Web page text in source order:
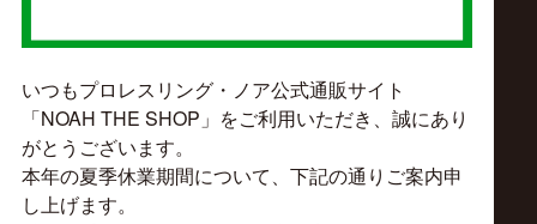
ン
グ・
ノ
いつもプロレスリング・ノア公式通販サイト
「NOAH THE SHOP」をご利用いただき、誠にあり
がとうございます。
本年の夏季休業期間について、下記の通りご案内申
し上げます。